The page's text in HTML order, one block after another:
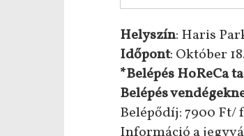
Helyszín: Haris
Időpont: Október
*Belépés HoReCa
Belépés
Belépődíj: 7900 Ft/